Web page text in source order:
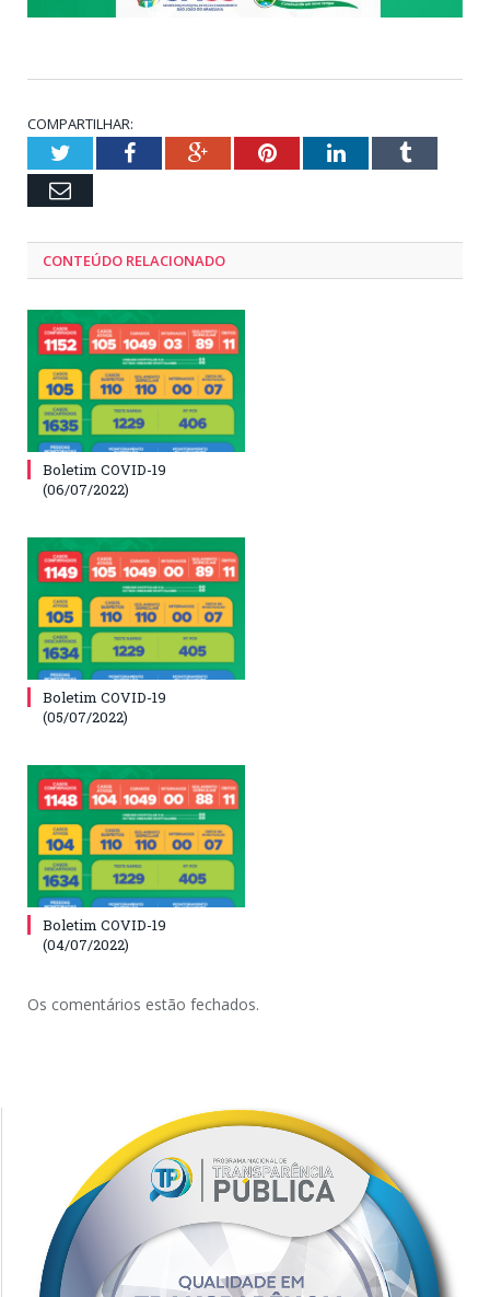
COMPARTILHAR:
TwitterFacebookGoogle+PinterestLinkedInTumblr
Email
CONTEÚDO RELACIONADO
Boletim COVID-19
(06/07/2022)
Boletim COVID-19
(05/07/2022)
Boletim COVID-19
(04/07/2022)
Os comentários estão fechados.